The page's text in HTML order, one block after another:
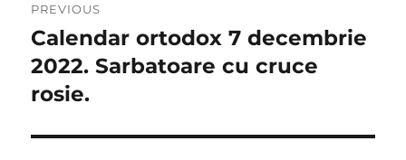
în
articole
PREVIOUS
Previous
post:
Calendar ortodox 7 decembrie
2022. Sarbatoare cu cruce
rosie.